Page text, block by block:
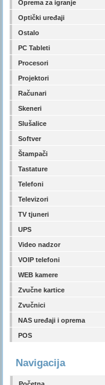
Oprema za igranje
Optički uređaji
Ostalo
PC Tableti
Procesori
Projektori
Računari
Skeneri
Slušalice
Softver
Štampači
Tastature
Telefoni
Televizori
TV tjuneri
UPS
Video nadzor
VOIP telefoni
WEB kamere
Zvučne kartice
Zvučnici
NAS uređaji i oprema
POS
Navigacija